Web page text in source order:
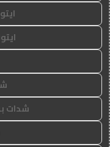
شدات